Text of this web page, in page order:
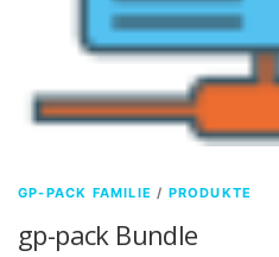
GP-PACK FAMILIE / PRODUKTE
gp-pack Bundle